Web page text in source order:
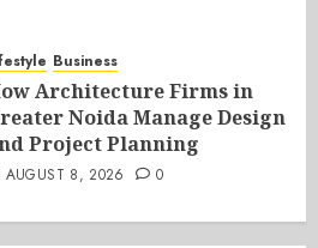
Business
Architecture Firms in
Noida Manage Design
Project Planning
AUGUST 8, 2026 0